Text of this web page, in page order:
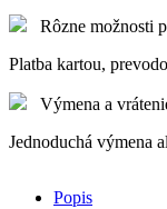
Rôzne možnosti
Platba kartou,
Výmena a
Jednoduchá výmena
Popis